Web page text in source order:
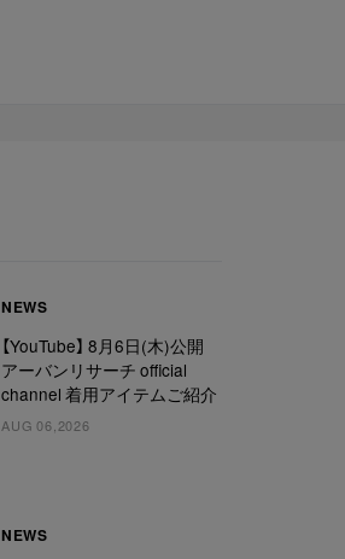
NEWS
【YouTube】 8月6日(木)公開
アーバンリサーチ official
channel 着用アイテムご紹介
AUG 06,2026
NEWS